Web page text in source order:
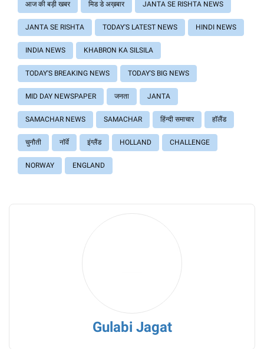
आज की बड़ी खबर मिड डे अख़बार JANTA SE RISHTA NEWS
JANTA SE RISHTA TODAY'S LATEST NEWS HINDI NEWS
INDIA NEWS KHABRON KA SILSILA
TODAY'S BREAKING NEWS TODAY'S BIG NEWS
MID DAY NEWSPAPER जनता JANTA
SAMACHAR NEWS SAMACHAR हिंन्दी समाचार हॉलैंड
चुनौती नॉर्वे इंग्लैंड HOLLAND CHALLENGE
NORWAY ENGLAND
Gulabi Jagat